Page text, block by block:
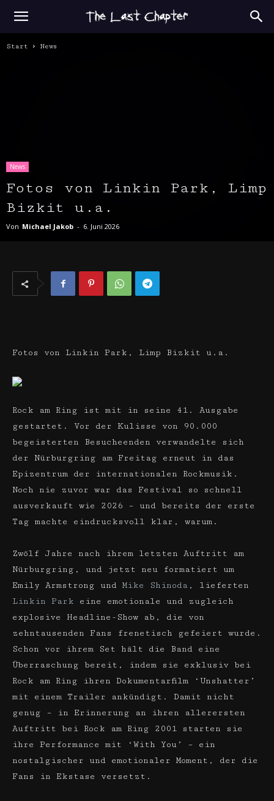
Start News
News
Fotos von Linkin Park, Limp
Bizkit u.a.
Von Michael Jakob - 6. Juni 2026
Fotos von Linkin Park, Limp Bizkit u.a.
Rock am Ring ist mit in seine 41. Ausgabe
gestartet. Vor der Kulisse von 90.000
begeisterten Besucheenden verwandelte sich
der Nürburgring am Freitag erneut in das
Epizentrum der internationalen Rockmusik.
Noch nie zuvor war das Festival so schnell
ausverkauft wie 2026 – und bereits der erste
Tag machte eindrucksvoll klar, warum.
Zwölf Jahre nach ihrem letzten Auftritt am
Nürburgring, und jetzt neu formatiert um
Emily Armstrong und Mike Shinoda , lieferten
Linkin Park eine emotionale und zugleich
explosive Headline-Show ab, die von
zehntausenden Fans frenetisch gefeiert wurde.
Schon vor ihrem Set hält die Band eine
Überraschung bereit, indem sie exklusiv bei
Rock am Ring ihren Dokumentarfilm ‘Unshatter’
mit einem Trailer ankündigt. Damit nicht
genug – in Erinnerung an ihren allerersten
Auftritt bei Rock am Ring 2001 starten sie
ihre Performance mit ‘With You’ – ein
nostalgischer und emotionaler Moment, der die
Fans in Ekstase versetzt.